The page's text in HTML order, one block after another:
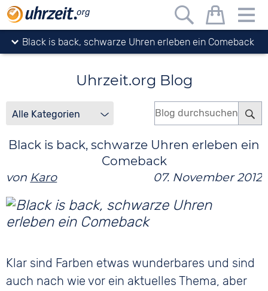
Uhrzeit.org
Blog
Black is back, schwarze Uhren erleben ein Comeback
Uhrzeit.org Blog
Black is back, schwarze Uhren erleben ein
Comeback
von Karo 07. November 2012
Klar sind Farben etwas wunderbares und sind
auch nach wie vor ein aktuelles Thema, aber